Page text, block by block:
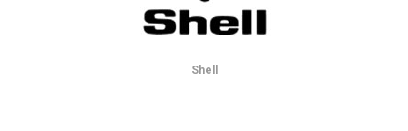
Shell